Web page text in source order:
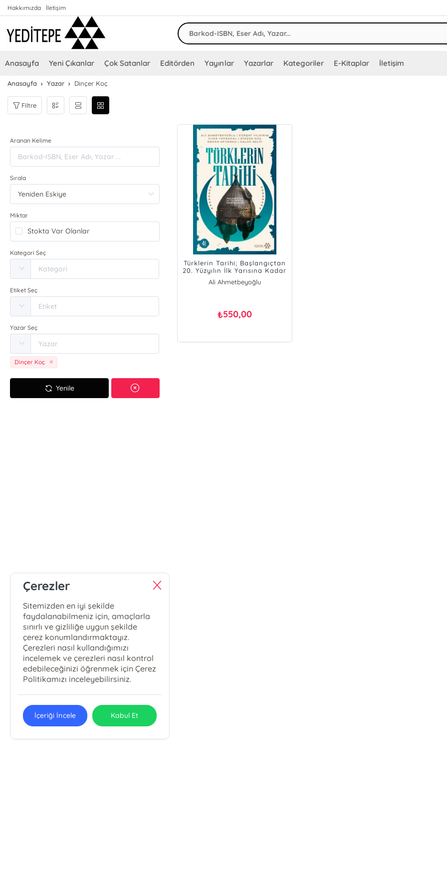
Hakkımızda İletişim
Anasayfa Yeni Çıkanlar Çok Satanlar Editörden Yayınlar Yazarlar Kategoriler E-Kitaplar İletişim
Anasayfa Yazar Dinçer Koç
Filtre
Aranan Kelime
Sırala
Miktar
Stokta Var Olanlar
Kategori Seç
Etiket Seç
Yazar Seç
Dinçer Koç
Yenile
Türklerin Tarihi; Başlangıçtan
20. Yüzyılın İlk Yarısına Kadar
Ali Ahmetbeyoğlu
Kürşat Yıldırım
₺550,00
Çerezler
Sitemizden en iyi şekilde
faydalanabilmeniz için, amaçlarla
sınırlı ve gizliliğe uygun şekilde
çerez konumlandırmaktayız.
Çerezleri nasıl kullandığımızı
incelemek ve çerezleri nasıl kontrol
edebileceğinizi öğrenmek için Çerez
Politikamızı inceleyebilirsiniz.
İçeriği İncele Kabul Et